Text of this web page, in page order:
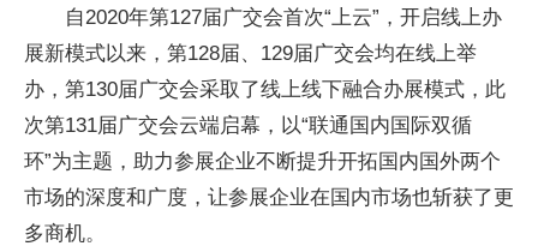
自2020年第127届广交会首次“上云”，开启线上办
展新模式以来，第128届、129届广交会均在线上举
办，第130届广交会采取了线上线下融合办展模式，此
次第131届广交会云端启幕，以“联通国内国际双循
环”为主题，助力参展企业不断提升开拓国内国外两个
市场的深度和广度，让参展企业在国内市场也斩获了更
多商机。